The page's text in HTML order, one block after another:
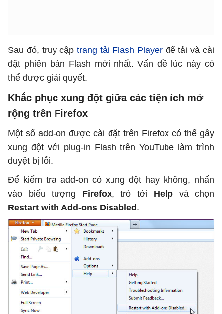
Sau đó, truy cậptrang tải Flash Playerđể tải và cài
đặt phiên bản Flash mới nhất. Vấn đề lúc này có
thể được giải quyết.
Khắc phục xung đột giữa các tiện ích mở
rộng trên Firefox
Một số add-on được cài đặt trên Firefox có thể gây
xung đột với plug-in Flash trên YouTube làm trình
duyệt bị lỗi.
Để kiểm tra add-on có xung đột hay không, nhấn
vào biểu tượng Firefox, trỏ tới Help và chọn
Restart with Add-ons Disabled.